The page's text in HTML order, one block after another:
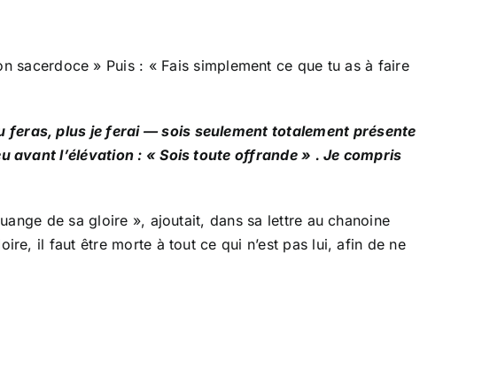
sacerdoce » Puis : « Fais simplement ce que tu as à faire
feras, plus je ferai — sois seulement totalement présente
avant l’élévation : « Sois toute offrande » . Je compris
de sa gloire », ajoutait, dans sa lettre au chanoine
il faut être morte à tout ce qui n’est pas lui, afin de ne